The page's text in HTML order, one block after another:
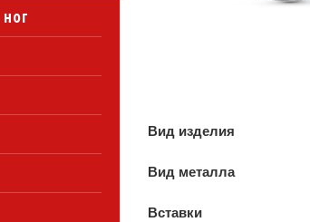
Вид изделия
Вид металла
Вставки